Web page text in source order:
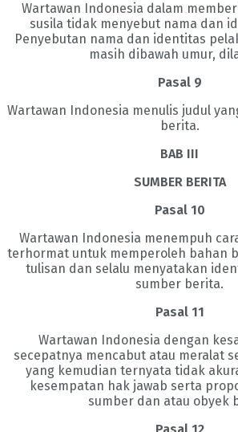
Wartawan Indonesia dalam
susila tidak menyebut nama dan
Penyebutan nama dan identitas
masih dibawah umur,
Pasal 9
Wartawan Indonesia menulis judul
berita.
BAB III
SUMBER BERITA
Pasal 10
Wartawan Indonesia menempuh
terhormat untuk memperoleh bahan
tulisan dan selalu menyatakan
sumber berita.
Pasal 11
Wartawan Indonesia dengan
secepatnya mencabut atau meralat
yang kemudian ternyata tidak
kesempatan hak jawab serta
sumber dan atau obyek